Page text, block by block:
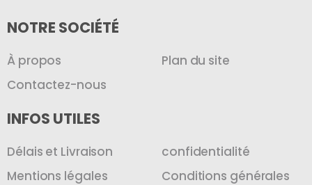
NOTRE SOCIÉTÉ
À propos
Contactez-nous
Plan du site
INFOS UTILES
Délais et Livraison
Mentions légales
confidentialité
Conditions générales